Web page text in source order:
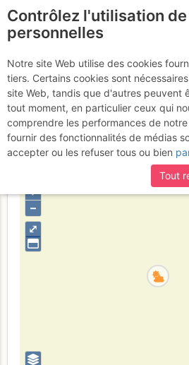
Arêtes du
bûcheron et le
cairns
Jeudi 25 mai
Haute-Savoie
⤢
+
–
Contrôlez l'utilisation
personnelles
Notre site Web utilise des cookies
tiers. Certains cookies sont
site Web, tandis que d'autres peuvent
tout moment, en particulier ceux qui
comprendre les performances de
fournir des fonctionnalités de médias
accepter ou les refuser tous ou bien
Tout